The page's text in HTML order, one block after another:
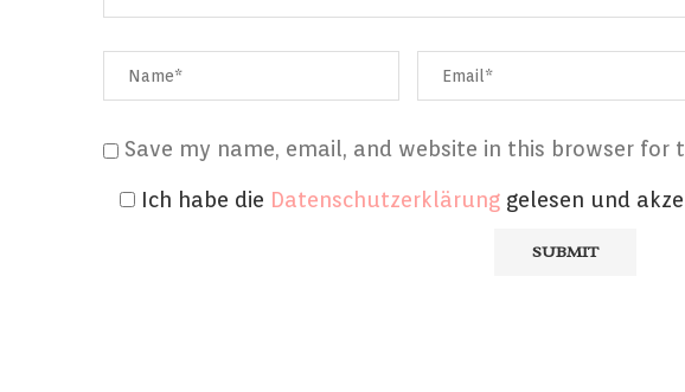
Save my name, email, and website in this browser for
Ich habe die Datenschutzerklärung gelesen und